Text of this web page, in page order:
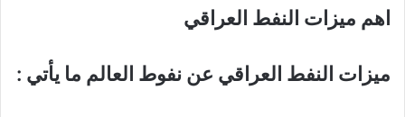
اهم ميزات النفط العراقي
ميزات النفط العراقي عن نفوط العالم ما يأتي :